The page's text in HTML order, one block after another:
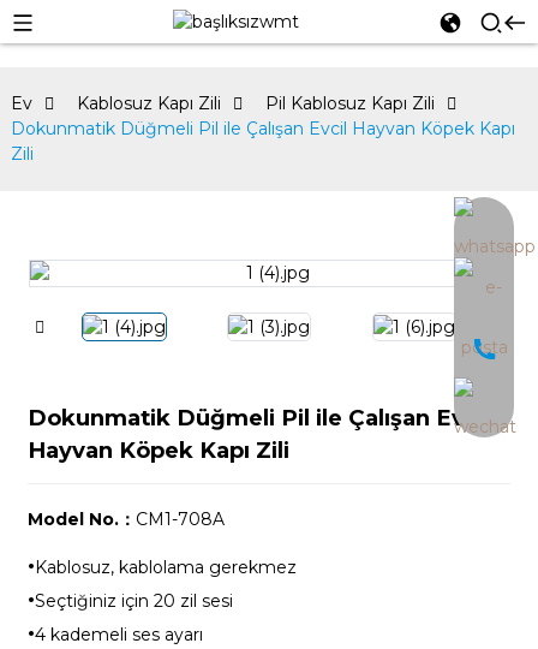
Ev Kablosuz Kapı Zili
Pil Kablosuz Kapı Zili
Dokunmatik Düğmeli Pil ile Çalışan Evcil Hayvan Köpek Kapı
Zili
Dokunmatik Düğmeli Pil ile Çalışan Evcil
Hayvan Köpek Kapı Zili
Model No.： CM1-708A
·Kablosuz, kablolama gerekmez
·Seçtiğiniz için 20 zil sesi
·4 kademeli ses ayarı